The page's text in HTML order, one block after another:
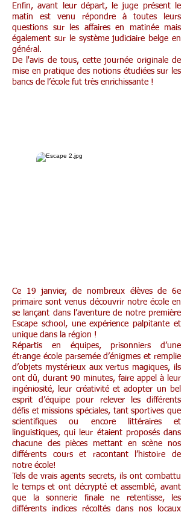
Enfin, avant leur départ, le juge présent le
matin est venu répondre à toutes leurs
questions sur les affaires en matinée mais
également sur le système judiciaire belge en
général.
De l'avis de tous, cette journée originale de
mise en pratique des notions étudiées sur les
bancs de l’école fut très enrichissante !
Ce 19 janvier, de nombreux élèves de 6e
primaire sont venus découvrir notre école en
se lançant dans l’aventure de notre première
Escape school, une expérience palpitante et
unique dans la région !
Répartis en équipes, prisonniers d’une
étrange école parsemée d’énigmes et remplie
d’objets mystérieux aux vertus magiques, ils
ont dû, durant 90 minutes, faire appel à leur
ingéniosité, leur créativité et adopter un bel
esprit d’équipe pour relever les différents
défis et missions spéciales, tant sportives que
scientifiques ou encore littéraires et
linguistiques, qui leur étaient proposés dans
chacune des pièces mettant en scène nos
différents cours et racontant l’histoire de
notre école!
Tels de vrais agents secrets, ils ont combattu
le temps et ont décrypté et assemblé, avant
que la sonnerie finale ne retentisse, les
différents indices récoltés dans nos locaux